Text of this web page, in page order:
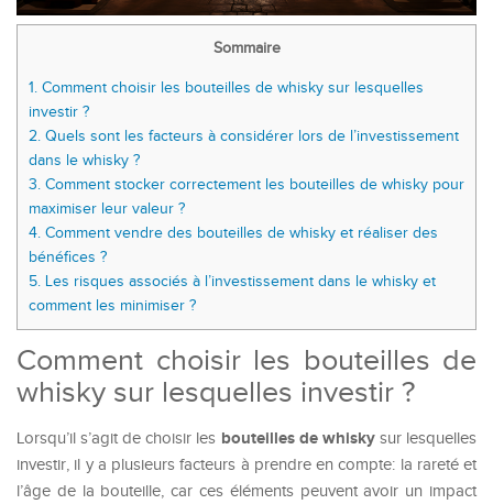
Sommaire
1. Comment choisir les bouteilles de whisky sur lesquelles
investir ?
2. Quels sont les facteurs à considérer lors de l’investissement
dans le whisky ?
3. Comment stocker correctement les bouteilles de whisky pour
maximiser leur valeur ?
4. Comment vendre des bouteilles de whisky et réaliser des
bénéfices ?
5. Les risques associés à l’investissement dans le whisky et
comment les minimiser ?
Comment choisir les bouteilles de
whisky sur lesquelles investir ?
Lorsqu’il s’agit de choisir les bouteilles de whiskysur lesquelles
investir, il y a plusieurs facteurs à prendre en compte: la rareté et
l’âge de la bouteille, car ces éléments peuvent avoir un impact